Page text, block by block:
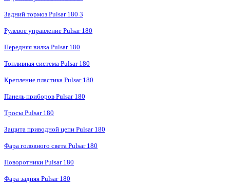
Задний тормоз Pulsar 180 3
Рулевое управление Pulsar 180
Передняя вилка Pulsar 180
Топливная система Pulsar 180
Крепление пластика Pulsar 180
Панель приборов Pulsar 180
Тросы Pulsar 180
Защита приводной цепи Pulsar 180
Фара головного света Pulsar 180
Поворотники Pulsar 180
Фара задняя Pulsar 180